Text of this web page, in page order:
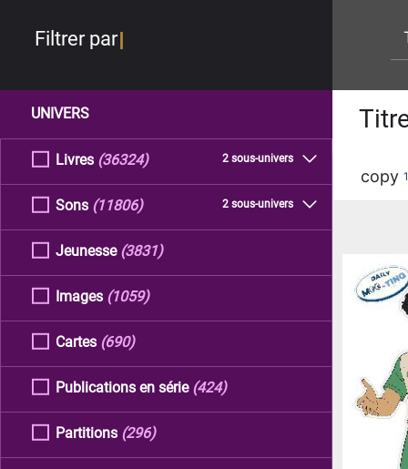
Filtrer par
UNIVERS
Livres 2 sous-univers
(36324)
Sons 2 sous-univers
(11806)
Jeunesse (3831)
Images (1059)
Cartes (690)
Publications en série (424)
Partitions (296)
copy